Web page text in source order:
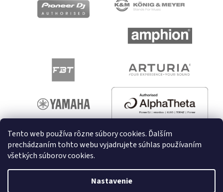
Tento web používa rôzne súbory cookies. Ďalším
prechádzaním tohto webu vyjadrujete súhlas používaním
všetkých súborov cookies.
Nastavenie
Vytvoril Shoptet